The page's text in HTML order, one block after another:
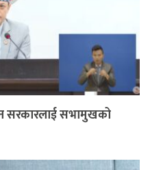
सरकारलाई सभामुखको